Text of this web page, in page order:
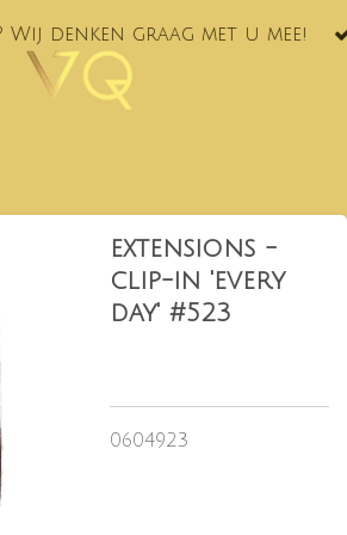
met u mee!
extensions -
clip-in 'every
day' #523
0604923